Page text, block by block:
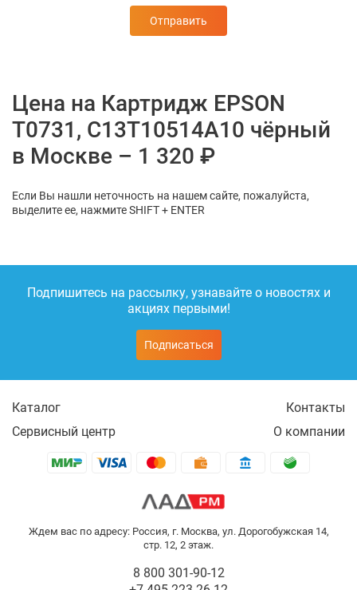
Отправить
Цена на Картридж EPSON
T0731, C13T10514А10 чёрный
в Москве – 1 320 ₽
Если Вы нашли неточность на нашем сайте, пожалуйста,
выделите ее, нажмите SHIFT + ENTER
Подпишитесь на рассылку, узнавайте о новостях и
акциях первыми!
Подписаться
Каталог
Контакты
Сервисный центр
О компании
Ждем вас по адресу: Россия, г. Москва, ул. Дорогобужская 14,
стр. 12, 2 этаж.
8 800 301-90-12